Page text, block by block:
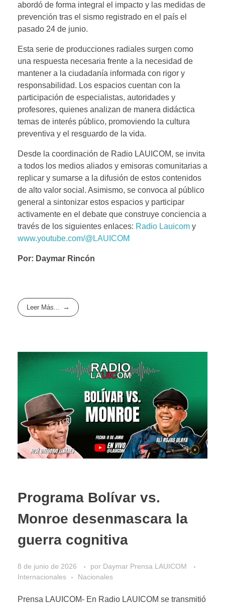
abordó de forma integral el impacto y las medidas de
prevención tras el sismo registrado en el país el
pasado 24 de junio.
Esta serie de producciones radiales surgen como
una respuesta necesaria frente a la necesidad de
mantener a la ciudadanía informada con rigor y
responsabilidad. Los espacios cuentan con la
participación de especialistas, autoridades y
profesores, quienes analizan de manera didáctica
temas de interés público, promoviendo la cultura
preventiva y el resguardo de la vida.
Desde la coordinación de Radio LAUICOM, se invita
a todos los medios aliados y emisoras comunitarias a
replicar y sumarse a la difusión de estos contenidos
de alto valor social. Asimismo, se convoca al público
general a sintonizar estos espacios y participar
activamente en el debate que construye conciencia a
través de los siguientes enlaces: Radio Lauicom y
www.youtube.com/@LAUICOM
Por: Daymar Rincón
Leer Más...
Programa Bolívar vs.
Monroe desenmascara la
guerra cognitiva
8 de junio de 2026 por Daymar Prensa LAUICOM
Internacionales
Nacionales
Prensa LAUICOM- En Radio LAUICOM se transmitió